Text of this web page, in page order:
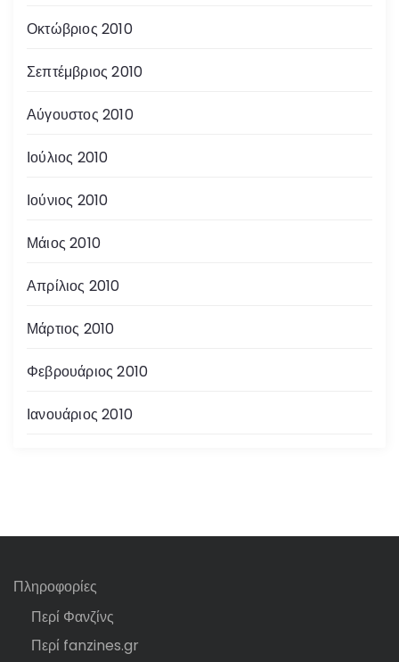
Οκτώβριος 2010
Σεπτέμβριος 2010
Αύγουστος 2010
Ιούλιος 2010
Ιούνιος 2010
Μάιος 2010
Απρίλιος 2010
Μάρτιος 2010
Φεβρουάριος 2010
Ιανουάριος 2010
Πληροφορίες
Περί Φανζίνς
Περί fanzines.gr